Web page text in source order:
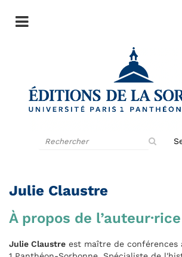
Julie Claustre
À propos de l’auteur·rice
Julie Claustre est maître de conférences